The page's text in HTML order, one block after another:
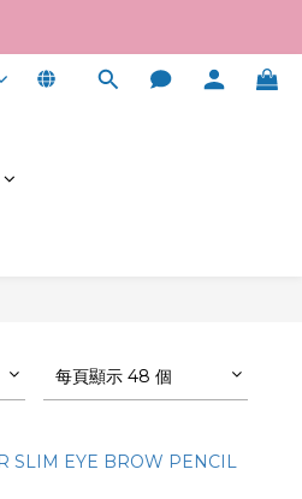
每頁顯示 48 個